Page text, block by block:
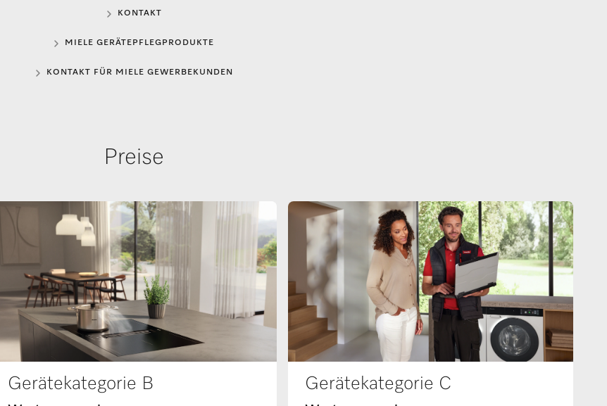
KONTAKT
MIELE GERÄTEPFLEGPRODUKTE
KONTAKT FÜR MIELE GEWERBEKUNDEN
Preise
Gerätekategorie B Gerätekategorie C